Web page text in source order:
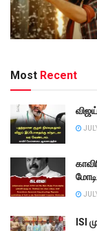
Most Recent
ISI